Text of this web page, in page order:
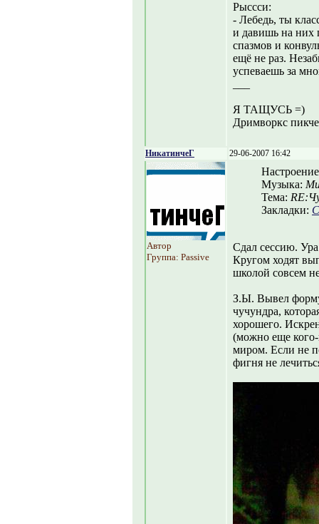
Рыссси:
- Лебедь, ты
и давишь на них
спазмов и
ещё не раз.
успеваешь за
Я ТАЩУСЬ =)
Дримворкс
НикатинчеГ 29-06-2007 16:42
Автор
Группа: Passive
Музыка:
Тема:
Закладки:
Сдал сессию.
Кругом ходят
школой совсем
З.Ы. Вывел
чучундра,
хорошего.
(можно еще кого-
миром. Если не
фигня не